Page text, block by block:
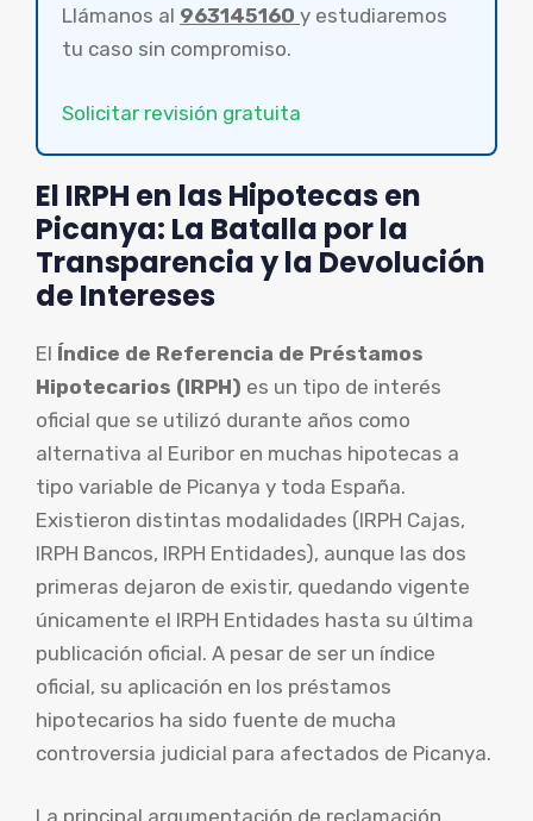
Llámanos al 963145160 y estudiaremos
tu caso sin compromiso.
Solicitar revisión gratuita
El IRPH en las Hipotecas en
Picanya: La Batalla por la
Transparencia y la Devolución
de Intereses
El Índice de Referencia de Préstamos
Hipotecarios (IRPH) es un tipo de interés
oficial que se utilizó durante años como
alternativa al Euribor en muchas hipotecas a
tipo variable de Picanya y toda España.
Existieron distintas modalidades (IRPH Cajas,
IRPH Bancos, IRPH Entidades), aunque las dos
primeras dejaron de existir, quedando vigente
únicamente el IRPH Entidades hasta su última
publicación oficial. A pesar de ser un índice
oficial, su aplicación en los préstamos
hipotecarios ha sido fuente de mucha
controversia judicial para afectados de Picanya.
La principal argumentación de reclamación